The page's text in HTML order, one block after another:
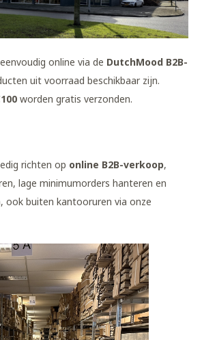
online via de DutchMood B2B-
uit voorraad beschikbaar zijn.
worden gratis verzonden.
richten op online B2B-verkoop,
lage minimumorders hanteren en
ook buiten kantooruren via onze